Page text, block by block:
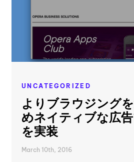
UNCATEGORIZED
よりブラウジング
めネイティブな広
を実装
March 10th, 2016